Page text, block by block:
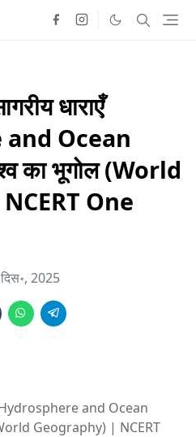
धाराएँ
Ocean
का भूगोल (World
One
2025
(Hydrosphere and Ocean
Geography) | NCERT